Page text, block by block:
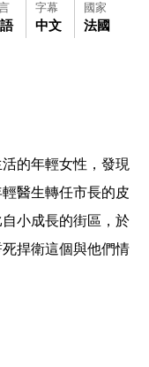
字幕
中文
國家
法國
至影片中央播放鍵，再
的年輕女性，發現
醫生轉任市長的皮
小成長的街區，於
捍衛這個與他們情